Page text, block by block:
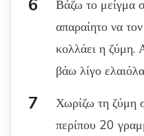
Βάζω το μείγμα
απαραίητο να
κολλάει η ζύμη.
βάω λίγο
Χωρίζω τη ζύμη
περίπου 20